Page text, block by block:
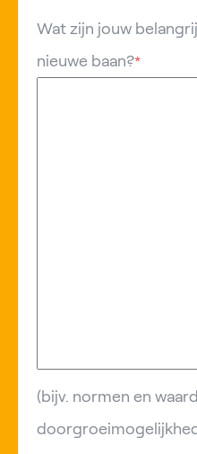
Wat zijn jouw
nieuwe baan?*
(bijv. normen en